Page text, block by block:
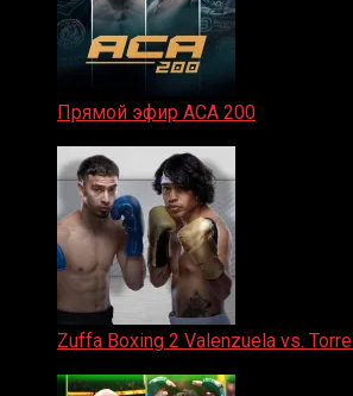
Прямой эфир ACA 200
Zuffa Boxing 2 Valenzuela vs.